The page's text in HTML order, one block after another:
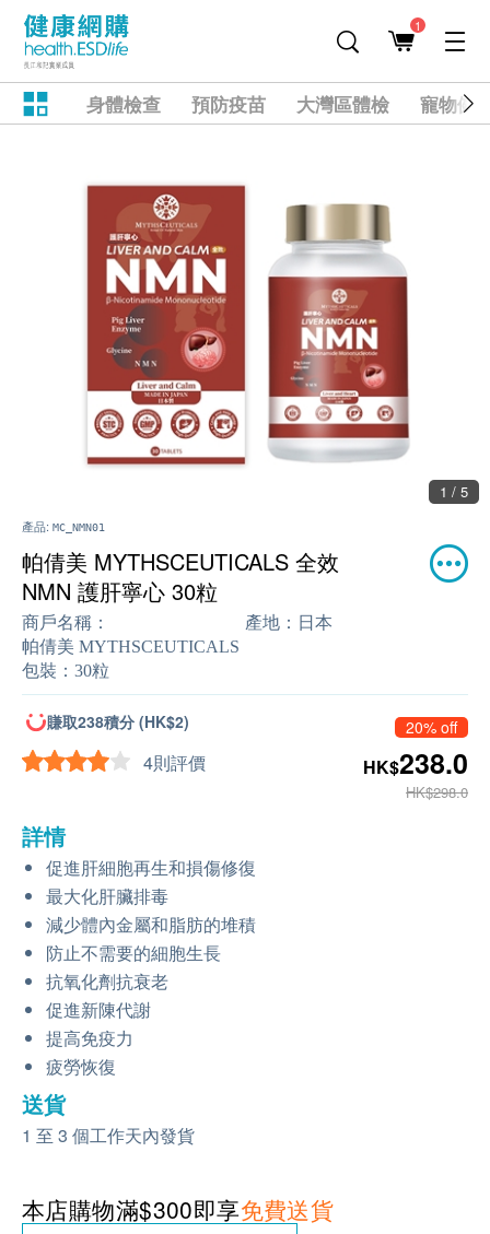
1
身體檢查 預防疫苗 大灣區體檢 寵物健
1 / 5
產品: MC_NMN01
帕倩美 MYTHSCEUTICALS 全效
NMN 護肝寧心 30粒
商戶名稱：
帕倩美 MYTHSCEUTICALS
產地： 日本
包裝： 30粒
賺取238積分 (HK$2)
4則評價
20% off
HK$238.0
HK$298.0
詳情
促進肝細胞再生和損傷修復
最大化肝臟排毒
減少體內金屬和脂肪的堆積
防止不需要的細胞生長
抗氧化劑抗衰老
促進新陳代謝
提高免疫力
疲勞恢復
送貨
1 至 3 個工作天內發貨
本店購物滿$300即享免費送貨